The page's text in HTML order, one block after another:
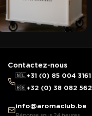
Contactez-nous
🇳🇱+31 (0) 85 004 3161
🇧🇪+32 (0) 38 082 562
info@aromaclub.be